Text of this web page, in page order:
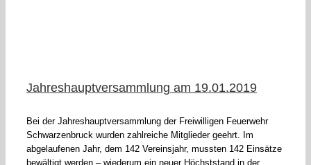
Jahreshauptversammlung am 19.01.2019
Bei der Jahreshauptversammlung der Freiwilligen Feuerwehr
Schwarzenbruck wurden zahlreiche Mitglieder geehrt. Im
abgelaufenen Jahr, dem 142 Vereinsjahr, mussten 142 Einsätze
bewältigt werden – wiederum ein neuer Höchststand in der